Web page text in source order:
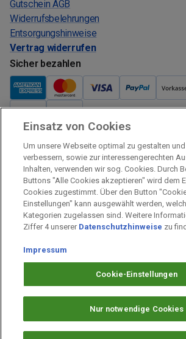
Gutschein AGB
Widerrufsbelehrungen
Entsorgungshinweise
Vertrag widerrufen
Sicher bezahlen
Verkauf und Versand
Kostenloser Versand:
Verkauf und Versand durch:
Verkauf Gutscheine durch:
Sicher einkaufen
Prämien Impressum
Prämien Datenschutz
Cookie-Einstellungen
Einsatz von Cookies
Um unsere Webseite optimal zu gestalten
verbessern, sowie zur interessengerechten
Inhalten, verwenden wir sog. Cookies. Durch
Buttons "Alle Cookies akzeptieren" wird dem
Cookies zugestimmt. Über den Button
Einstellungen" kann ausgewählt werden,
Kategorien zugelassen sind. Weitere
Ziffer 4 unserer Datenschutzhinweise zu
Impressum
Cookie-Einstellungen
Nur notwendige Cookies